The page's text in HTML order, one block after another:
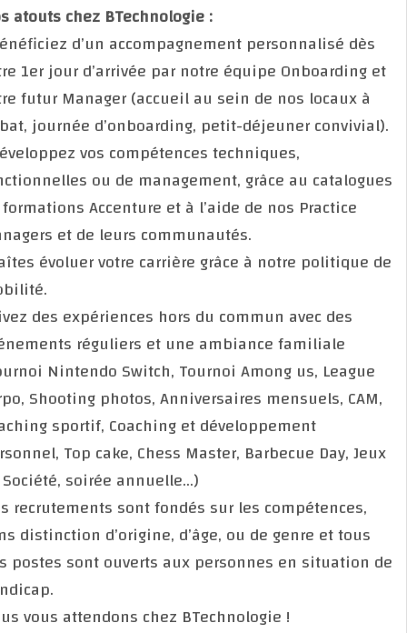
Nos atouts chez BTechnologie :
• Bénéficiez d’un accompagnement personnalisé
votre 1er jour d’arrivée par notre équipe
votre futur Manager (accueil au sein de nos locaux à
Rabat, journée d’onboarding, petit-déjeuner
• Développez vos compétences techniques,
fonctionnelles ou de management, grâce au
de formations Accenture et à l’aide de nos Practice
Managers et de leurs communautés.
• Faîtes évoluer votre carrière grâce à notre
mobilité.
• Vivez des expériences hors du commun avec des
événements réguliers et une ambiance familiale
(Tournoi Nintendo Switch, Tournoi Among us,
corpo, Shooting photos, Anniversaires mensuels,
Coaching sportif, Coaching et développement
personnel, Top cake, Chess Master, Barbecue Day,
de Société, soirée annuelle…)
Nos recrutements sont fondés sur les compétences,
sans distinction d’origine, d’âge, ou de genre et tous
nos postes sont ouverts aux personnes en
handicap.
Nous vous attendons chez BTechnologie !